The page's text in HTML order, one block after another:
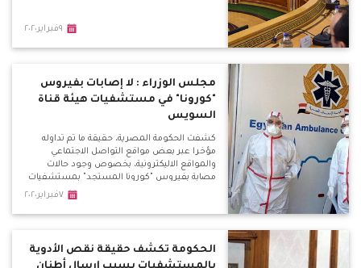
٩فبراير٢٠٢٠
مجلس الوزراء : لا إصابات بفيروس
"كورونا" في مستشفيات هيئة قناة
السويس
كشفت الحكومة المصرية، حقيقة ما تم تداوله
مؤخرا عبر بعض مواقع التواصل الاجتماعي
والمواقع الاليكترونية، بخصوص وجود حالات
مصابة بفيروس "كورونا المستجد" بمستشفيات
٧فبراير٢٠٢٠
الحكومة تكشف حقيقة نقص الأدوية